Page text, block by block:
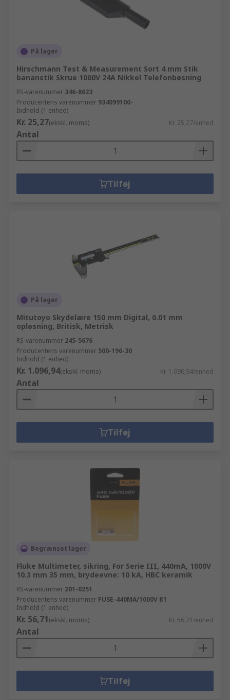
På lager
Hirschmann Test & Measurement Sort 4 mm Stik
bananstik Skrue 1000V 24A Nikkel Telefonbøsning
RS-varenummer 346-8623
Producentens varenummer 934099100-
Indhold (1 enhed)
Kr. 25,27(ekskl. moms) Kr. 25,27/enhed
Antal
Tilføj
På lager
Mitutoyo Skydelære 150 mm Digital, 0.01 mm
opløsning, Britisk, Metrisk
RS-varenummer 245-5676
Producentens varenummer 500-196-30
Indhold (1 enhed)
Kr. 1.096,94(ekskl. moms) Kr. 1.096,94/enhed
Antal
Tilføj
Begrænset lager
Fluke Multimeter, sikring, For Serie III, 440mA, 1000V
10.3 mm 35 mm, brydeevne: 10 kA, HBC keramik
RS-varenummer 201-0251
Producentens varenummer FUSE-440MA/1000V B1
Indhold (1 enhed)
Kr. 56,71(ekskl. moms) Kr. 56,71/enhed
Antal
Tilføj